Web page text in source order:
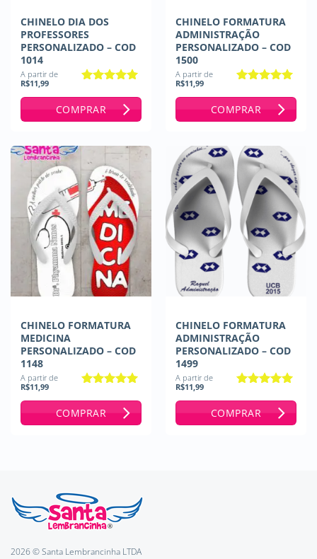
CHINELO DIA DOS
PROFESSORES
PERSONALIZADO – COD
1014
A partir de
R$11,99
COMPRAR
CHINELO FORMATURA
ADMINISTRAÇÃO
PERSONALIZADO – COD
1500
A partir de
R$11,99
COMPRAR
CHINELO FORMATURA
MEDICINA
PERSONALIZADO – COD
1148
A partir de
R$11,99
COMPRAR
CHINELO FORMATURA
ADMINISTRAÇÃO
PERSONALIZADO – COD
1499
A partir de
R$11,99
COMPRAR
2026 © Santa Lembrancinha LTDA